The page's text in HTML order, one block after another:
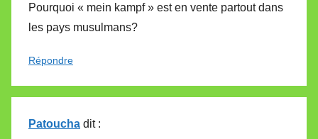
Pourquoi « mein kampf » est en vente partout dans
les pays musulmans?
Répondre
Patoucha dit :